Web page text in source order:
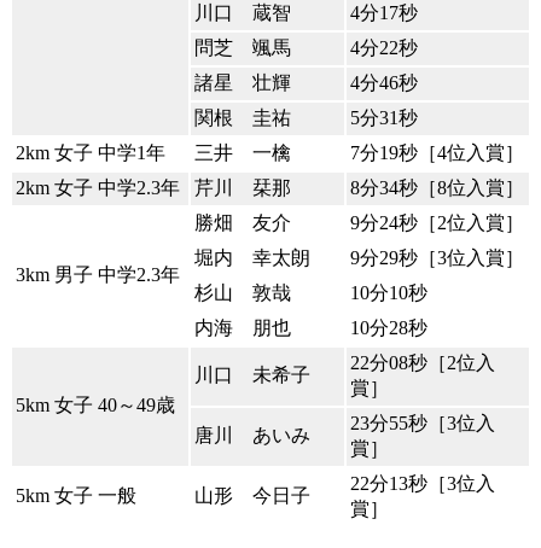
川口 蔵智
4分17秒
問芝 颯馬
4分22秒
諸星 壮輝
4分46秒
関根 圭祐
5分31秒
2km 女子 中学1年
三井 一檎
7分19秒［4位入賞］
2km 女子 中学2.3年
芹川 栞那 8分34秒［8位入賞］
3km 男子 中学2.3年
勝畑 友介
9分24秒［2位入賞］
堀内 幸太朗
9分29秒［3位入賞］
杉山 敦哉
10分10秒
内海 朋也
10分28秒
5km 女子 40～49歳
川口 未希子
22分08秒［2位入
賞］
唐川 あいみ
23分55秒［3位入
賞］
5km 女子 一般 山形 今日子
22分13秒［3位入
賞］